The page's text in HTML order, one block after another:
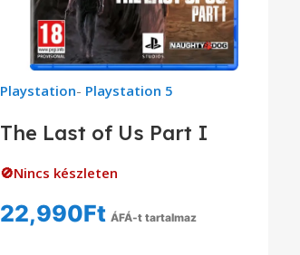
Playstation- Playstation 5
The Last of Us Part I
🚫Nincs készleten
22,990Ft ÁFÁ-t tartalmaz